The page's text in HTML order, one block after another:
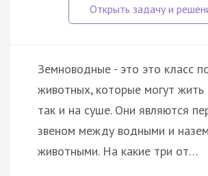
Земноводные - это это класс
животных, которые могут жить
так и на суше. Они являются
звеном между водными и
животными. На какие три от…